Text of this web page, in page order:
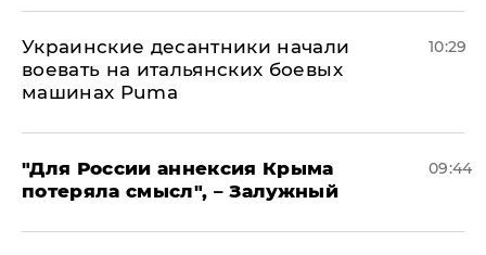
Украинские десантники начали
воевать на итальянских боевых
машинах Puma
10:29
"Для России аннексия Крыма
потеряла смысл", – Залужный
09:44